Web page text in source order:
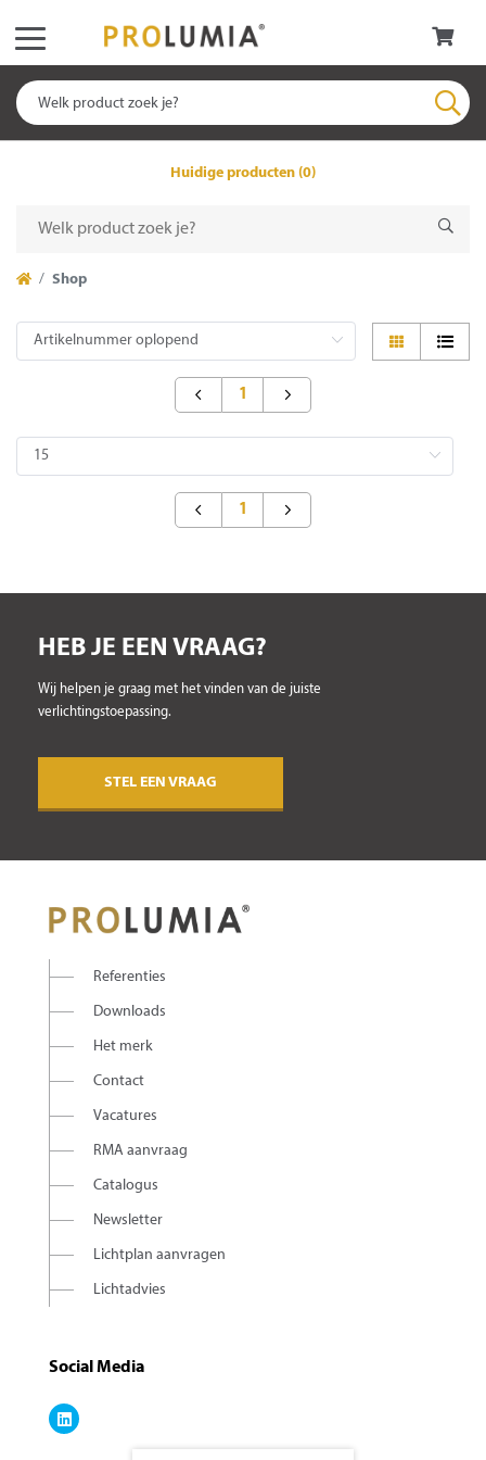
Huidige producten (0)
Shop
1
1
HEB JE EEN VRAAG?
Wij helpen je graag met het vinden van de juiste
verlichtingstoepassing.
STEL EEN VRAAG
Referenties
Downloads
Het merk
Contact
Vacatures
RMA aanvraag
Catalogus
Newsletter
Lichtplan aanvragen
Lichtadvies
Social Media